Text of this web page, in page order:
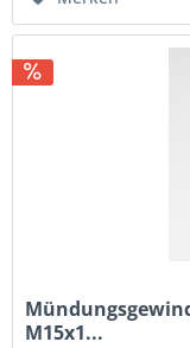
M15x1...